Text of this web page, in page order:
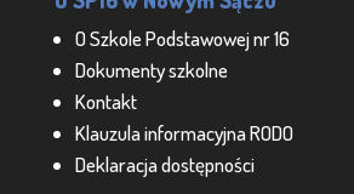
O Szkole Podstawowej nr 16
Dokumenty szkolne
Kontakt
Klauzula informacyjna RODO
Deklaracja dostępności